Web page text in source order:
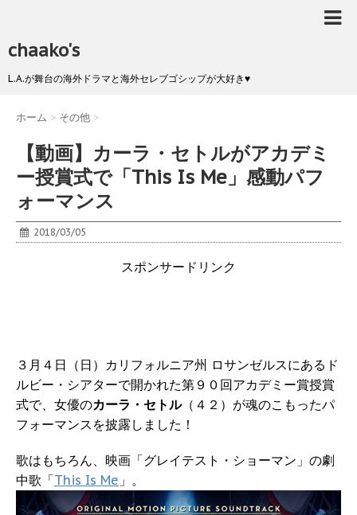
chaako's
L.A.が舞台の海外ドラマと海外セレブゴシップが大好き♥
ホーム > その他 >
【動画】カーラ・セトルがアカデミ
ー授賞式で「This Is Me」感動パフ
ォーマンス
2018/03/05
スポンサードリンク
３月４日（日）カリフォルニア州 ロサンゼルスにあるド
ルビー・シアターで開かれた第９０回アカデミー賞授賞
式で、女優のカーラ・セトル（４２）が魂のこもったパ
フォーマンスを披露しました！
歌はもちろん、映画「グレイテスト・ショーマン」の劇
中歌「This Is Me 」。